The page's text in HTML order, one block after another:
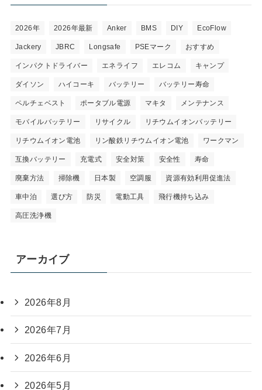
2026年 2026年最新 Anker BMS DIY EcoFlow
Jackery JBRC Longsafe PSEマーク おすすめ
インパクトドライバー エネライフ エレコム キャンプ
ダイソン ハイコーキ バッテリー バッテリー寿命
ペルチェベスト ポータブル電源 マキタ メンテナンス
モバイルバッテリー リサイクル リチウムイオンバッテリー
リチウムイオン電池 リン酸鉄リチウムイオン電池 ワークマン
互換バッテリー 充電式 安全対策 安全性 寿命
廃棄方法 掃除機 日本製 空調服 資源有効利用促進法
車中泊 選び方 防災 電動工具 飛行機持ち込み
高圧洗浄機
アーカイブ
2026年8月
2026年7月
2026年6月
2026年5月